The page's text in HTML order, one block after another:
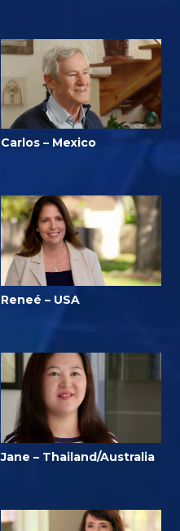
Carlos – Mexico
Reneé – USA
Jane – Thailand/Australia